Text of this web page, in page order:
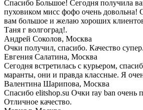
Спасибо Большое! Сегодня получила
пуховиком мисс фофо очень довольна!
вам большое и желаю хороших
Таня г волгоград!.
Андрей Соколов, Москва
Очки получил, спасибо. Качество супер.
Евгения Салатина, Москва
Сегодня встретилась с курьером,
маранты, они и правда классные. Я
Валентина Шарипова, Москва
Спасибо elitshop.su Очки ray ban очень
Отличное качество.